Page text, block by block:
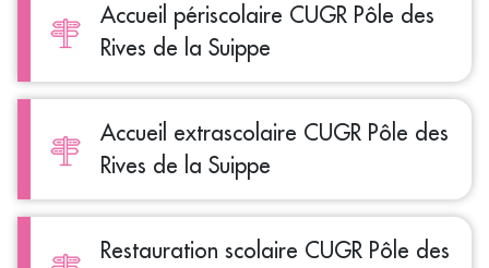
Accueil périscolaire CUGR Pôle des
Rives de la Suippe
Accueil extrascolaire CUGR Pôle des
Rives de la Suippe
Restauration scolaire CUGR Pôle des